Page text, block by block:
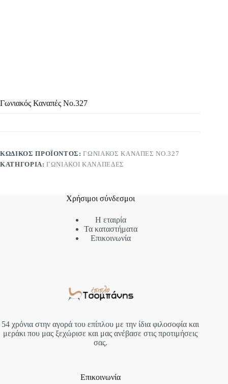
Γωνιακός Καναπές Νο.327
ΚΩΔΙΚΌΣ ΠΡΟΪΌΝΤΟΣ:ΓΩΝΙΑΚΌΣ ΚΑΝΑΠΈΣ ΝΟ.327
ΚΑΤΗΓΟΡΊΑ:ΓΩΝΙΑΚΟΊ ΚΑΝΑΠΈΔΕΣ
Χρήσιμοι σύνδεσμοι
Η εταιρία
Τα καταστήματα
Επικοινωνία
54 χρόνια στην αγορά του επίπλου με την ίδια φιλοσοφία και
μεράκι που μας ξεχώρισε και μας ανέβασε στις προτιμήσεις
σας.
Επικοινωνία